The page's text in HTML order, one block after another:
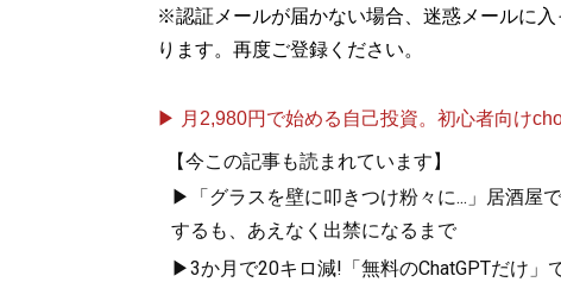
※認証メールが届かない場合、迷惑メールに
ります。再度ご登録ください。
▶ 月2,980円で始める自己投資。初心者向け
【今この記事も読まれています】
▶「グラスを壁に叩きつけ粉々に...」居酒屋
するも、あえなく出禁になるまで
▶3か月で20キロ減!「無料のChatGPTだけ」